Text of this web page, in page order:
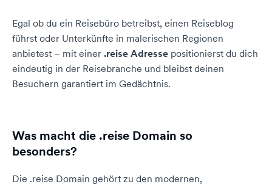
Egal ob du ein Reisebüro betreibst, einen Reiseblog
führst oder Unterkünfte in malerischen Regionen
anbietest – mit einer .reise Adresse positionierst du dich
eindeutig in der Reisebranche und bleibst deinen
Besuchern garantiert im Gedächtnis.
Was macht die .reise Domain so
besonders?
Die .reise Domain gehört zu den modernen,